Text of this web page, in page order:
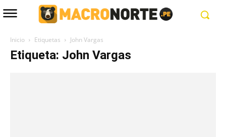
Inicio Etiquetas John Vargas
Etiqueta: John Vargas